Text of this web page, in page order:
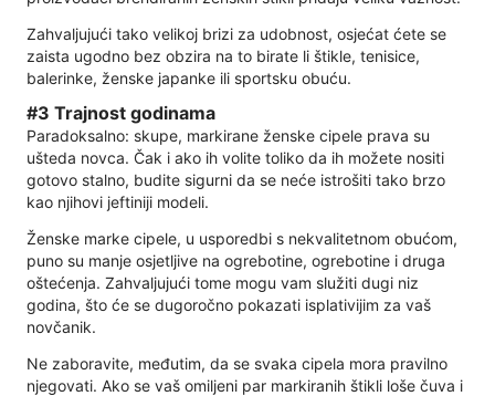
Zahvaljujući tako velikoj brizi za udobnost, osjećat ćete se
zaista ugodno bez obzira na to birate li štikle, tenisice,
balerinke, ženske japanke ili sportsku obuću.
#3 Trajnost godinama
Paradoksalno: skupe, markirane ženske cipele prava su
ušteda novca. Čak i ako ih volite toliko da ih možete nositi
gotovo stalno, budite sigurni da se neće istrošiti tako brzo
kao njihovi jeftiniji modeli.
Ženske marke cipele, u usporedbi s nekvalitetnom obućom,
puno su manje osjetljive na ogrebotine, ogrebotine i druga
oštećenja. Zahvaljujući tome mogu vam služiti dugi niz
godina, što će se dugoročno pokazati isplativijim za vaš
novčanik.
Ne zaboravite, međutim, da se svaka cipela mora pravilno
njegovati. Ako se vaš omiljeni par markiranih štikli loše čuva i